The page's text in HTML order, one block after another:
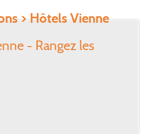
> Hôtels Vienne
- Rangez les